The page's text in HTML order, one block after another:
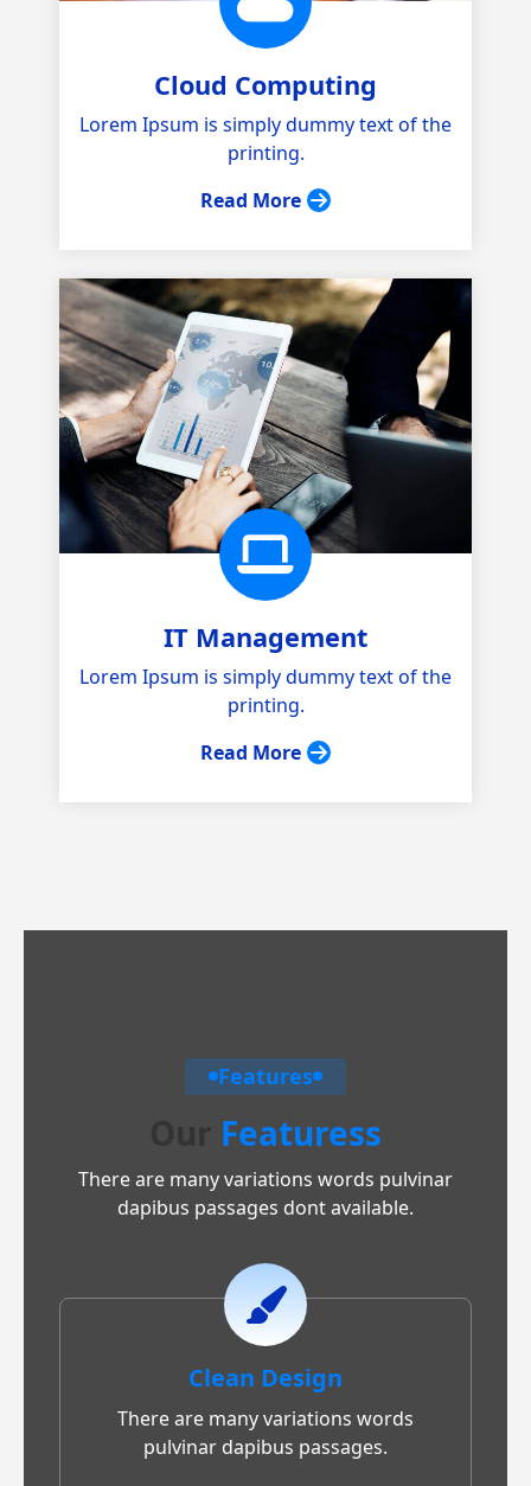
Cloud Computing
Lorem Ipsum is simply dummy text of the
printing.
Read More
IT Management
Lorem Ipsum is simply dummy text of the
printing.
Read More
Features
Featuress
There are many variations words pulvinar
dapibus passages dont available.
Clean Design
There are many variations words
pulvinar dapibus passages.